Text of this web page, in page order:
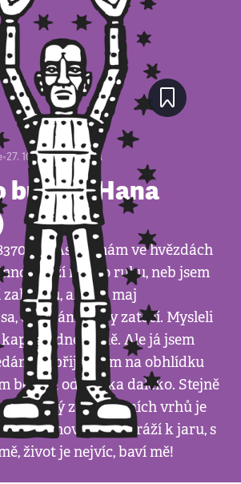
•27. 10. 2008•1minuta
budí!! (Hana
Asi to mám ve hvězdách
drží někdo ruku, neb jsem
ale oni maj
co s námi vždy zatočí. Mysleli
odnesli mě. Ale já jsem
se, přijel jsem na obhlídku
bejvák od psiska daleko. Stejně
prý z podzimních vrhů je
přezimování! S kuráží k jaru, s
život je nejvíc, baví mě!